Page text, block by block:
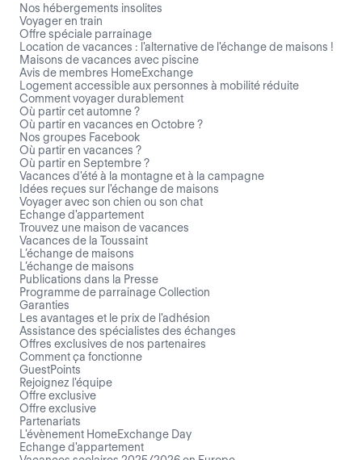
Nos hébergements insolites
Voyager en train
Offre spéciale parrainage
Location de vacances : l'alternative de l'échange de maisons !
Maisons de vacances avec piscine
Avis de membres HomeExchange
Logement accessible aux personnes à mobilité réduite
Comment voyager durablement
Où partir cet automne ?
Où partir en vacances en Octobre ?
Nos groupes Facebook
Où partir en vacances ?
Où partir en Septembre ?
Vacances d'été à la montagne et à la campagne
Idées reçues sur l'échange de maisons
Voyager avec son chien ou son chat
Echange d'appartement
Trouvez une maison de vacances
Vacances de la Toussaint
L’échange de maisons
L’échange de maisons
Publications dans la Presse
Programme de parrainage Collection
Garanties
Les avantages et le prix de l'adhésion
Assistance des spécialistes des échanges
Offres exclusives de nos partenaires
Comment ça fonctionne
GuestPoints
Rejoignez l'équipe
Offre exclusive
Offre exclusive
Partenariats
L'évènement HomeExchange Day
Echange d'appartement